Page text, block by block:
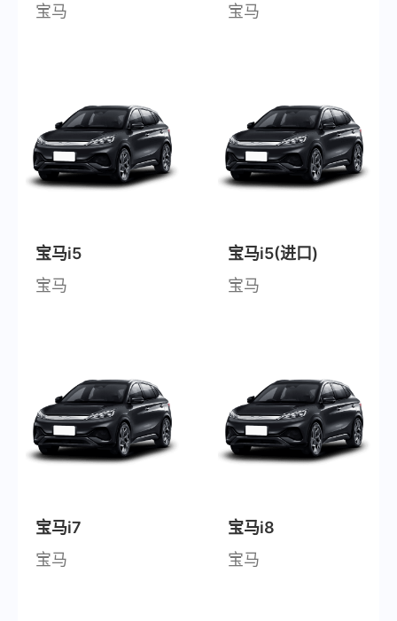
宝马
宝马
宝马i5
宝马
宝马i5(进口)
宝马
宝马i7
宝马
宝马i8
宝马